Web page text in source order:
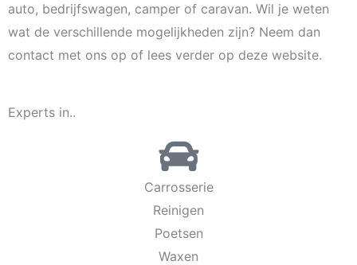
auto, bedrijfswagen, camper of caravan. Wil je weten
wat de verschillende mogelijkheden zijn? Neem dan
contact met ons op of lees verder op deze website.
Experts in..
Carrosserie
Reinigen
Poetsen
Waxen